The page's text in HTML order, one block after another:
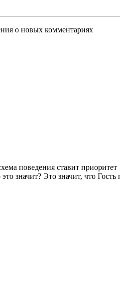
о новых комментариях
поведения ставит приоритет
значит? Это значит, что Гость